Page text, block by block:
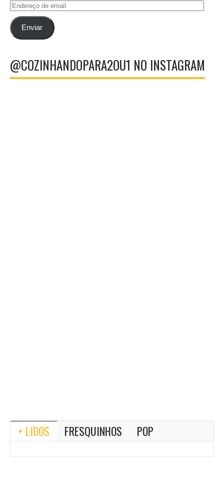
Endereço
emailEnviar
@COZINHANDOPARA2OU1 NO INSTAGRAM
+ LIDOS FRESQUINHOS POP